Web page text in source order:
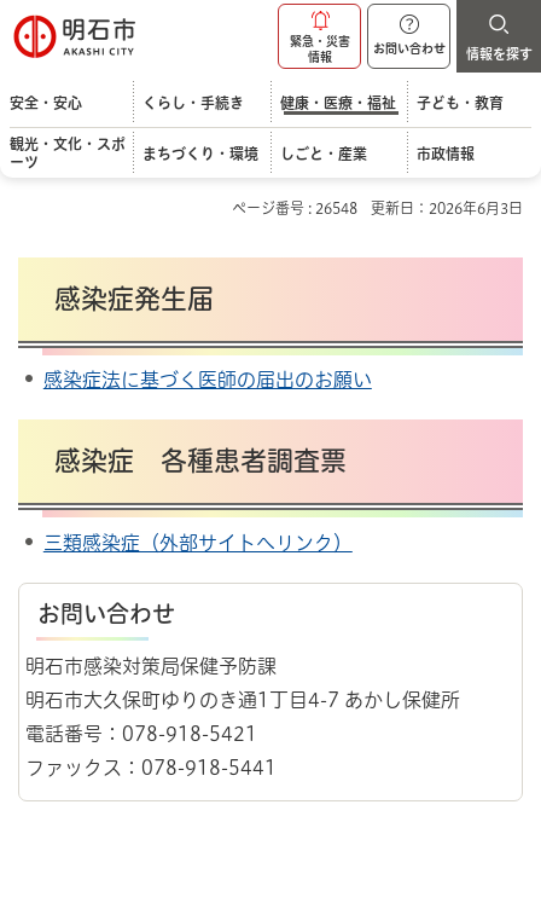
明石市
緊急・災害
情報
お問い合わせ 情報を探す
安全・安心 くらし・手続き 健康・医療・福祉 子ども・教育
観光・文化・スポ
ーツ
まちづくり・環境 しごと・産業 市政情報
ページ番号 : 26548 更新日：2026年6月3日
感染症発生届
感染症法に基づく医師の届出のお願い
感染症 各種患者調査票
三類感染症（外部サイトへリンク）
お問い合わせ
明石市感染対策局保健予防課
明石市大久保町ゆりのき通1丁目4-7 あかし保健所
電話番号：078-918-5421
ファックス：078-918-5441